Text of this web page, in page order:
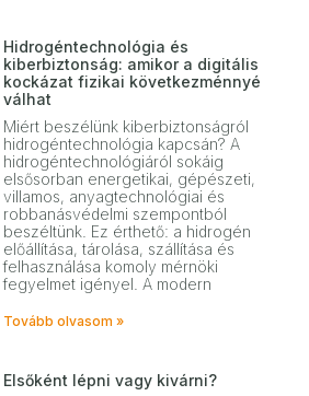
Hidrogéntechnológia és
kiberbiztonság: amikor a digitális
kockázat fizikai következménnyé
válhat
Miért beszélünk kiberbiztonságról
hidrogéntechnológia kapcsán? A
hidrogéntechnológiáról sokáig
elsősorban energetikai, gépészeti,
villamos, anyagtechnológiai és
robbanásvédelmi szempontból
beszéltünk. Ez érthető: a hidrogén
előállítása, tárolása, szállítása és
felhasználása komoly mérnöki
fegyelmet igényel. A modern
Tovább olvasom »
Elsőként lépni vagy kivárni?